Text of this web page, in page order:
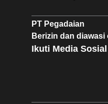
PT Pegadaian
Berizin dan
Ikuti Media